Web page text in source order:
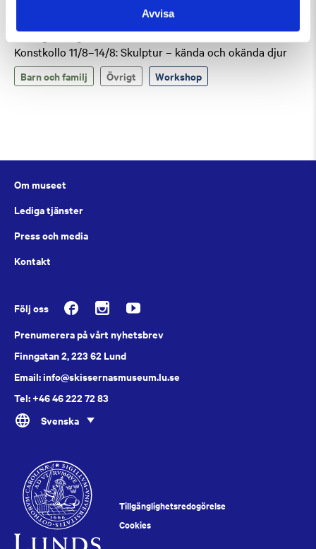
Avvisa
Tisdag 11 Augusti Kl 10:00-13:30
Konstkollo 11/8–14/8: Skulptur – kända och okända djur
Barn och familj Övrigt Workshop
Om museet
Lediga tjänster
Press och media
Kontakt
Följ oss
Prenumerera på vårt nyhetsbrev
Finngatan 2, 223 62 Lund
Email: info@skissernasmuseum.lu.se
Tel: +46 46 222 72 83
Svenska
Tillgänglighetsredogörelse
Cookies